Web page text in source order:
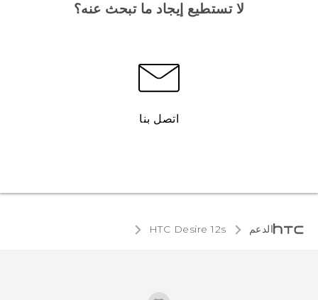
لا تستطيع إيجاد ما تبحث عنه؟
اتصل بنا
الدعم HTC Desire 12s‎